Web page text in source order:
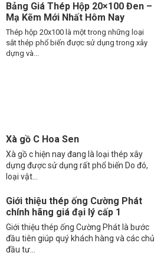
Bảng Giá Thép Hộp 20×100 Đen –
Mạ Kẽm Mới Nhất Hôm Nay
Thép hộp 20x100 là một trong những loại
sắt thép phổ biến được sử dụng trong xây
dựng và...
Xà gồ C Hoa Sen
Xà gồ c hiện nay đang là loại thép xây
dựng được sử dụng rất phổ biến Do đó,
loại vật...
Giới thiệu thép ống Cường Phát
chính hãng giá đại lý cấp 1
Giới thiệu thép ống Cường Phát là bước
đầu tiên giúp quý khách hàng và các chủ
đầu tư...